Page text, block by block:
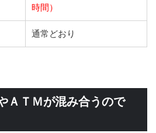
時間）
通常どおり
ＡＴＭが混み合うので